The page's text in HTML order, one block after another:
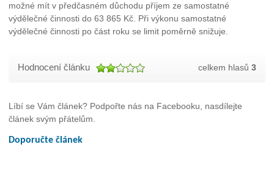
možné mít v předčasném důchodu příjem ze samostatné
výdělečné činnosti do 63 865 Kč. Při výkonu samostatné
výdělečné činnosti po část roku se limit poměrně snižuje.
Hodnocení článku celkem hlasů 3
Líbí se Vám článek? Podpořte nás na Facebooku, nasdílejte
článek svým přátelům.
Doporučte článek